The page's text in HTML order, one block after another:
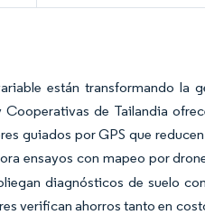
están transformando la
de Tailandia
guiados por GPS que
ensayos con mapeo por
diagnósticos de suelo
verifican ahorros tanto en